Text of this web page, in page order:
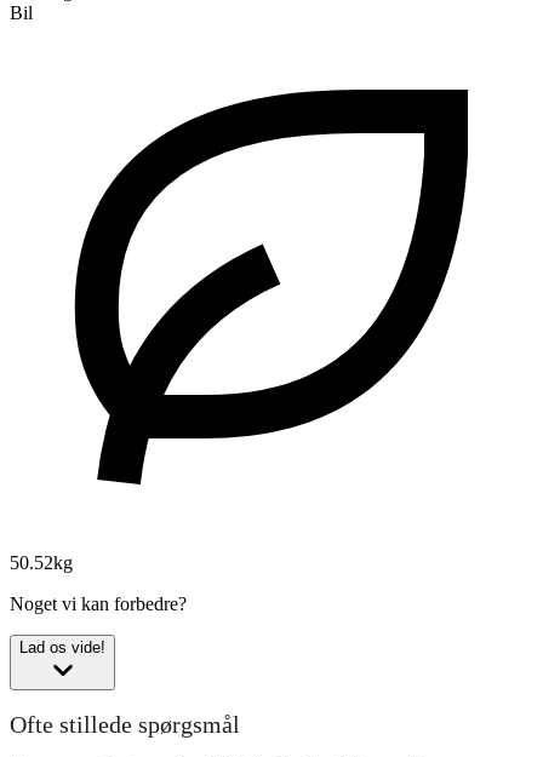
Bil
50.52kg
Noget vi kan forbedre?
Lad os vide!
Ofte stillede spørgsmål